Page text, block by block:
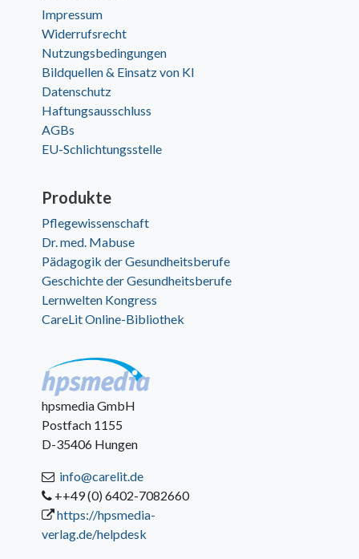
Impressum
Widerrufsrecht
Nutzungsbedingungen
Bildquellen & Einsatz von KI
Datenschutz
Haftungsausschluss
AGBs
EU-Schlichtungsstelle
Produkte
Pflegewissenschaft
Dr. med. Mabuse
Pädagogik der Gesundheitsberufe
Geschichte der Gesundheitsberufe
Lernwelten Kongress
CareLit Online-Bibliothek
hpsmedia GmbH
Postfach 1155
D-35406 Hungen
info@carelit.de
++49 (0) 6402-7082660
https://hpsmedia-
verlag.de/helpdesk